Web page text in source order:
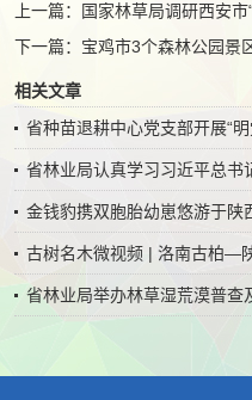
上一篇：
国家林草局调研西安市
下一篇： 宝鸡市3个森林公园景
相关文章
省种苗退耕中心党支部开展“
省林业局认真学习习近平总书
金钱豹携双胞胎幼崽悠游于陕
古树名木微视频 | 洛南古柏—
省林业局举办林草湿荒漠普查